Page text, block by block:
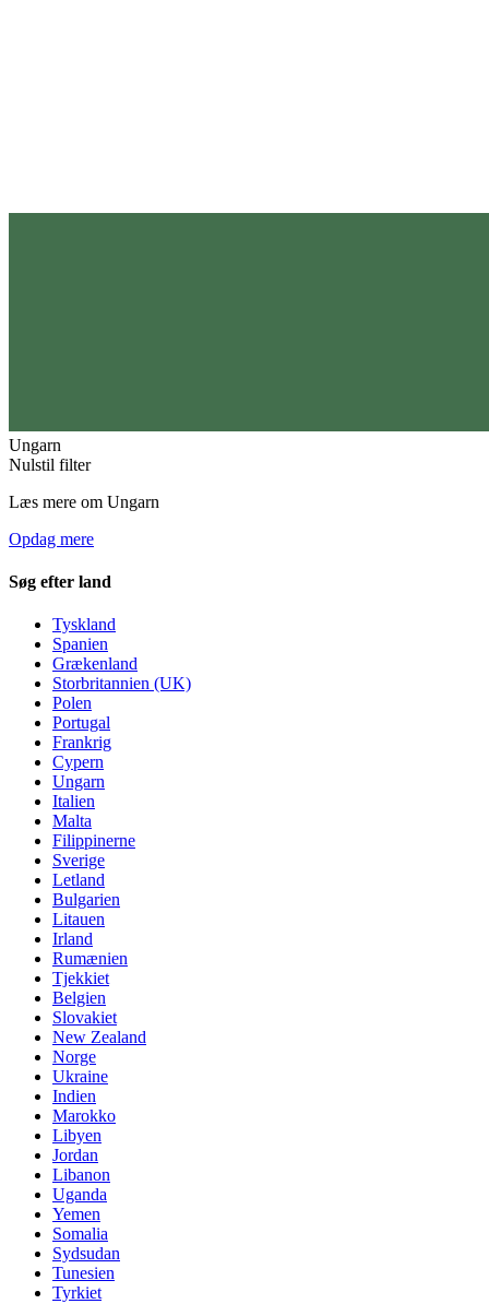
Ungarn
Nulstil filter
Læs mere om Ungarn
Opdag mere
Søg efter land
Tyskland
Spanien
Grækenland
Storbritannien (UK)
Polen
Portugal
Frankrig
Cypern
Ungarn
Italien
Malta
Filippinerne
Sverige
Letland
Bulgarien
Litauen
Irland
Rumænien
Tjekkiet
Belgien
Slovakiet
New Zealand
Norge
Ukraine
Indien
Marokko
Libyen
Jordan
Libanon
Uganda
Yemen
Somalia
Sydsudan
Tunesien
Tyrkiet